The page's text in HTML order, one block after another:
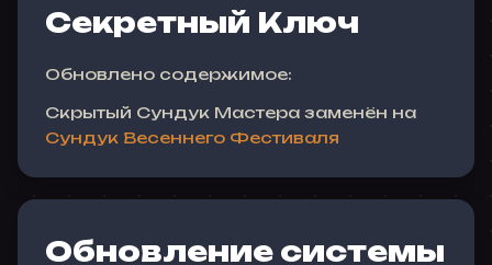
Секретный Ключ
Обновлено содержимое:
Скрытый Сундук Мастера заменён на
Сундук Весеннего Фестиваля
Обновление системы